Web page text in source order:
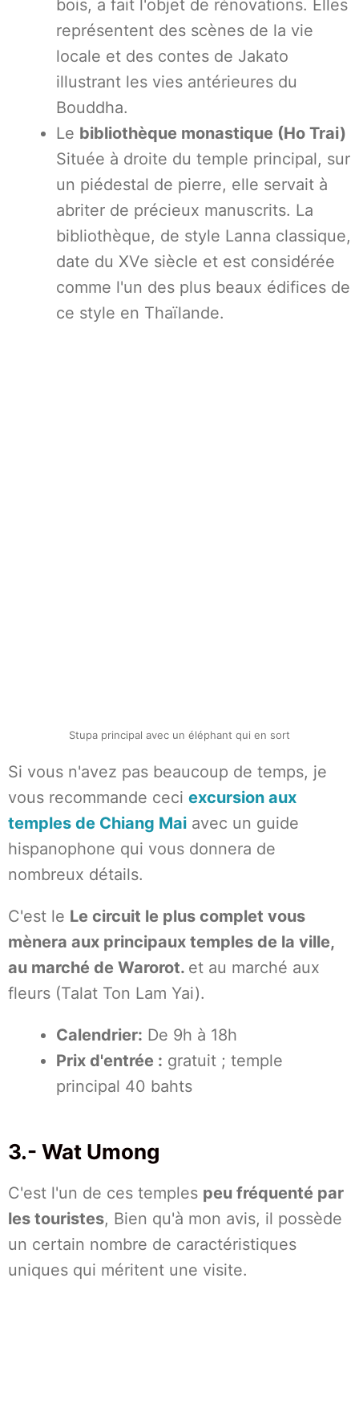
bois, a fait l'objet de rénovations. Elles
représentent des scènes de la vie
locale et des contes de Jakato
illustrant les vies antérieures du
Bouddha.
Le bibliothèque monastique (Ho Trai)
Située à droite du temple principal, sur
un piédestal de pierre, elle servait à
abriter de précieux manuscrits. La
bibliothèque, de style Lanna classique,
date du XVe siècle et est considérée
comme l'un des plus beaux édifices de
ce style en Thaïlande.
Stupa principal avec un éléphant qui en sort
Si vous n'avez pas beaucoup de temps, je
vous recommande ceci excursion aux
temples de Chiang Mai avec un guide
hispanophone qui vous donnera de
nombreux détails.
C'est le Le circuit le plus complet vous
mènera aux principaux temples de la ville,
au marché de Warorot. et au marché aux
fleurs (Talat Ton Lam Yai).
Calendrier: De 9h à 18h
Prix d'entrée : gratuit ; temple
principal 40 bahts
3.- Wat Umong
C'est l'un de ces temples peu fréquenté par
les touristes, Bien qu'à mon avis, il possède
un certain nombre de caractéristiques
uniques qui méritent une visite.